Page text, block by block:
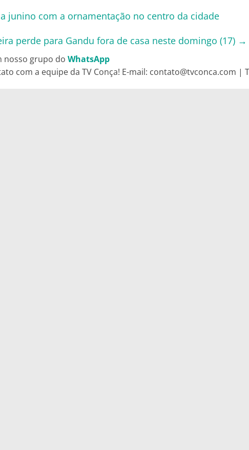
junino com a ornamentação no centro da cidade
perde para Gandu fora de casa neste domingo (17) →
nosso grupo do WhatsApp
com a equipe da TV Conça! E-mail: contato@tvconca.com |